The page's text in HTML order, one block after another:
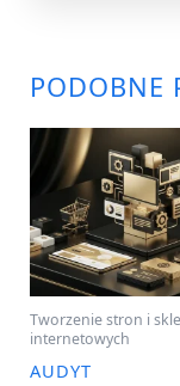
PODOBNE
Tworzenie stron i
internetowych
AUDYT